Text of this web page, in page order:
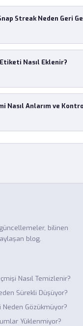
Streak Neden Geri
Nasıl Eklenir?
Nasıl Anlarım ve
bilinen
blog.
Nasıl Temizlenir?
Sürekli Düşüyor?
Neden Gözükmüyor?
Yüklenmiyor?